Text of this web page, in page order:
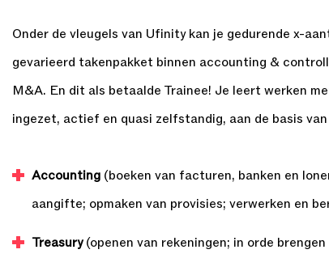
Onder de vleugels van Ufinity kan je gedurende x-
gevarieerd takenpakket binnen accounting &
M&A. En dit als betaalde Trainee! Je leert werken
ingezet, actief en quasi zelfstandig, aan de basis
Accounting (boeken van facturen, banken en
aangifte; opmaken van provisies; verwerken en
Treasury(openen van rekeningen; in orde